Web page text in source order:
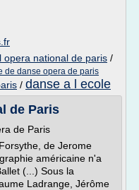
opera national de paris /
de danse opera de paris
/ danse a l ecole
de Paris
de Paris
de Jerome
américaine n'a
(...) Sous la
Ladrange, Jérôme